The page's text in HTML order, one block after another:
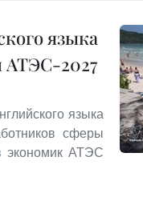
языка
АТЭС-2027
языка
сферы
экономик АТЭС